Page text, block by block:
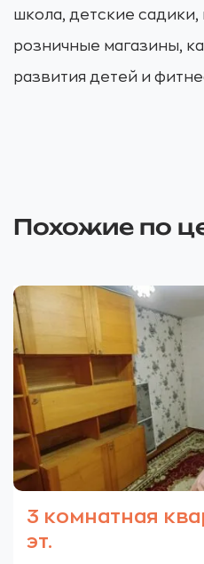
школа, детские садики,
розничные магазины,
развития детей и
Похожие по
3 комнатная
эт.